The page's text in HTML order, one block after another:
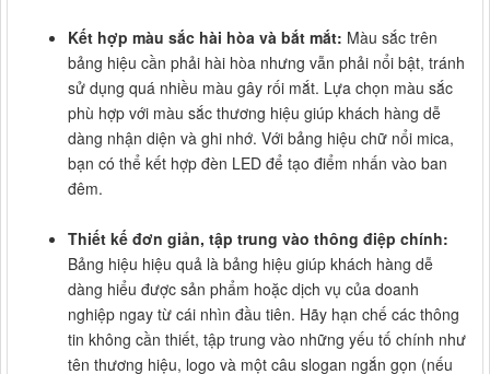
Kết hợp màu sắc hài hòa và bắt mắt: Màu sắc trên
bảng hiệu cần phải hài hòa nhưng vẫn phải nổi bật, tránh
sử dụng quá nhiều màu gây rối mắt. Lựa chọn màu sắc
phù hợp với màu sắc thương hiệu giúp khách hàng dễ
dàng nhận diện và ghi nhớ. Với bảng hiệu chữ nổi mica,
bạn có thể kết hợp đèn LED để tạo điểm nhấn vào ban
đêm.
Thiết kế đơn giản, tập trung vào thông điệp chính:
Bảng hiệu hiệu quả là bảng hiệu giúp khách hàng dễ
dàng hiểu được sản phẩm hoặc dịch vụ của doanh
nghiệp ngay từ cái nhìn đầu tiên. Hãy hạn chế các thông
tin không cần thiết, tập trung vào những yếu tố chính như
tên thương hiệu, logo và một câu slogan ngắn gọn (nếu